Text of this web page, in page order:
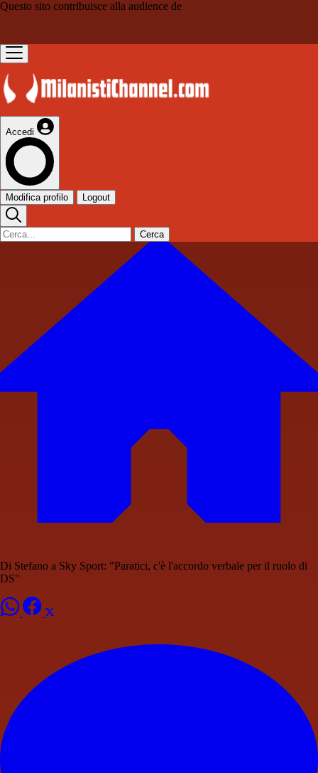
Questo sito contribuisce alla audience de
Accedi
Modifica profilo Logout
Cerca
Di Stefano a Sky Sport: "Paratici, c'è l'accordo verbale per il ruolo di
DS"